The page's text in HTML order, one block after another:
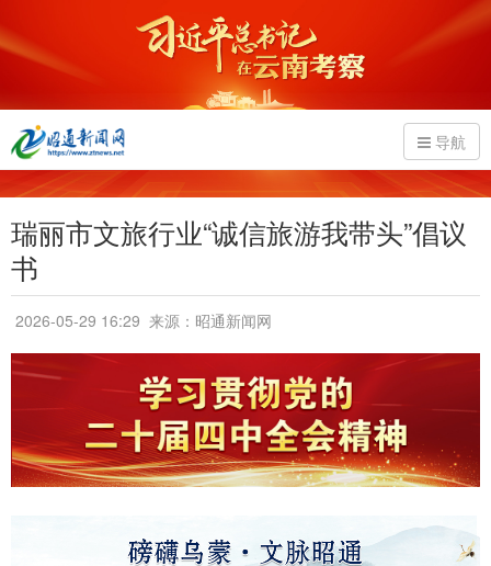
导航
瑞丽市文旅行业“诚信旅游我带头”倡议
书
2026-05-29 16:29 来源：昭通新闻网